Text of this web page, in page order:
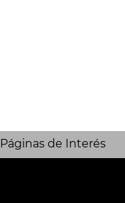
Páginas de Interés